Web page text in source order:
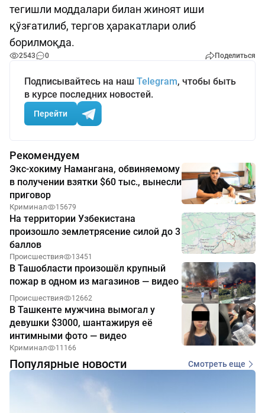
тегишли моддалари билан жиноят иши
қўзғатилиб, тергов ҳаракатлари олиб
борилмоқда.
2543 0 Поделиться
Подписывайтесь на наш Telegram, чтобы быть
в курсе последних новостей.
Перейти
Рекомендуем
Экс-хокиму Намангана, обвиняемому
в получении взятки $60 тыс., вынесли
приговор
Криминал 15679
На территории Узбекистана
произошло землетрясение силой до 3
баллов
Происшествия 13451
В Ташобласти произошёл крупный
пожар в одном из магазинов — видео
Происшествия 12662
В Ташкенте мужчина вымогал у
девушки $3000, шантажируя её
интимными фото — видео
Криминал 11166
Популярные новости Смотреть еще